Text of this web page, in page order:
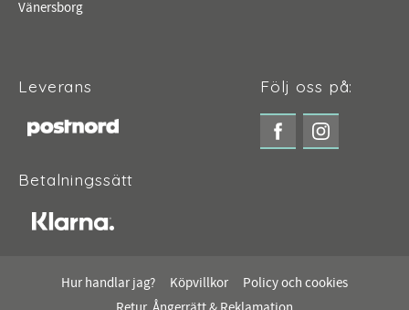
Vänersborg
Leverans
Betalningssätt
Följ oss på:
Hur handlar jag? Köpvillkor
Policy och cookies